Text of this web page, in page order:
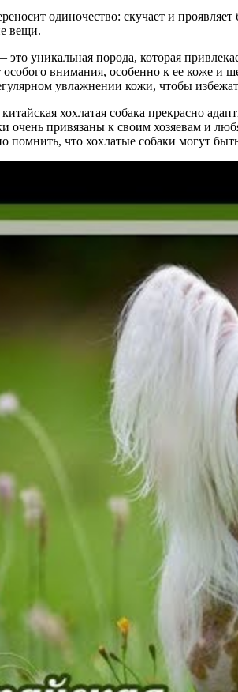
одиночество: скучает и
вещи.
это уникальная порода, которая
особого внимания, особенно к ее коже
увлажнении кожи, чтобы
хохлатая собака прекрасно
очень привязаны к своим хозяевам и
что хохлатые собаки могут